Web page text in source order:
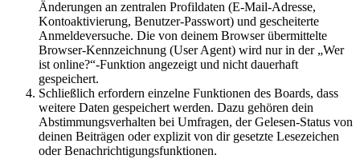
Änderungen an zentralen Profildaten (E-Mail-Adresse,
Kontoaktivierung, Benutzer-Passwort) und gescheiterte
Anmeldeversuche. Die von deinem Browser übermittelte
Browser-Kennzeichnung (User Agent) wird nur in der „Wer
ist online?“-Funktion angezeigt und nicht dauerhaft
gespeichert.
Schließlich erfordern einzelne Funktionen des Boards, dass
weitere Daten gespeichert werden. Dazu gehören dein
Abstimmungsverhalten bei Umfragen, der Gelesen-Status von
deinen Beiträgen oder explizit von dir gesetzte Lesezeichen
oder Benachrichtigungsfunktionen.